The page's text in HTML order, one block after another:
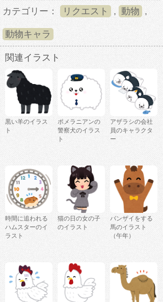
カテゴリー： リクエスト , 動物 ,
動物キャラ
関連イラスト
黒い羊のイラス
ト
ポメラニアンの
警察犬のイラス
ト
アザラシの会社
員のキャラクタ
ー
時間に追われる
ハムスターのイ
ラスト
猫の日の女の子
のイラスト
バンザイをする
馬のイラスト
（午年）